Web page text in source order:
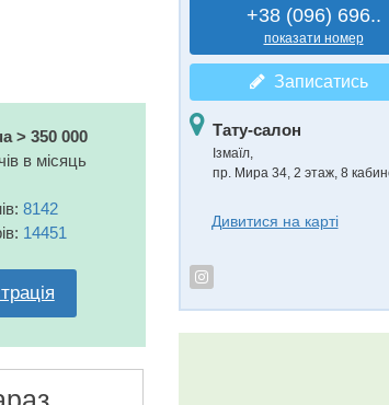
> 350 000
в місяць
8142
14451
+38 (096) 696..
показати номер
Записатись
Тату-салон
Ізмаїл,
пр. Мира 34, 2 этаж, 8
Дивитися на карті